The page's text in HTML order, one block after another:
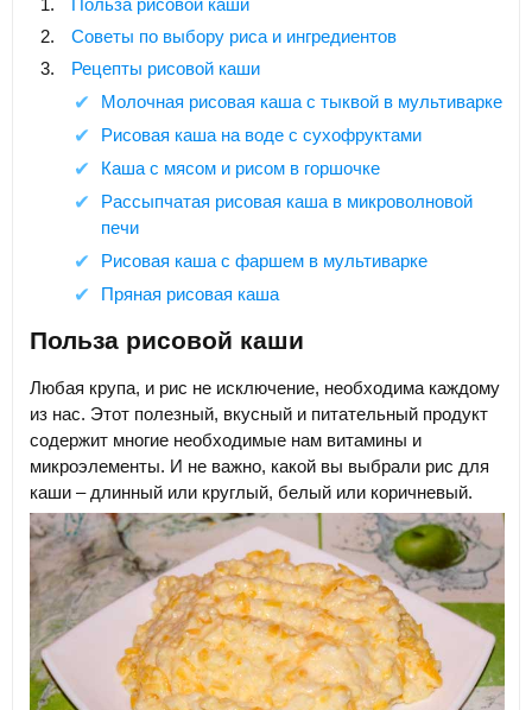
Польза рисовой каши
Советы по выбору риса и ингредиентов
Рецепты рисовой каши
Молочная рисовая каша с тыквой в мультиварке
Рисовая каша на воде с сухофруктами
Каша с мясом и рисом в горшочке
Рассыпчатая рисовая каша в микроволновой
печи
Рисовая каша с фаршем в мультиварке
Пряная рисовая каша
Польза рисовой каши
Любая крупа, и рис не исключение, необходима каждому
из нас. Этот полезный, вкусный и питательный продукт
содержит многие необходимые нам витамины и
микроэлементы. И не важно, какой вы выбрали рис для
каши – длинный или круглый, белый или коричневый.